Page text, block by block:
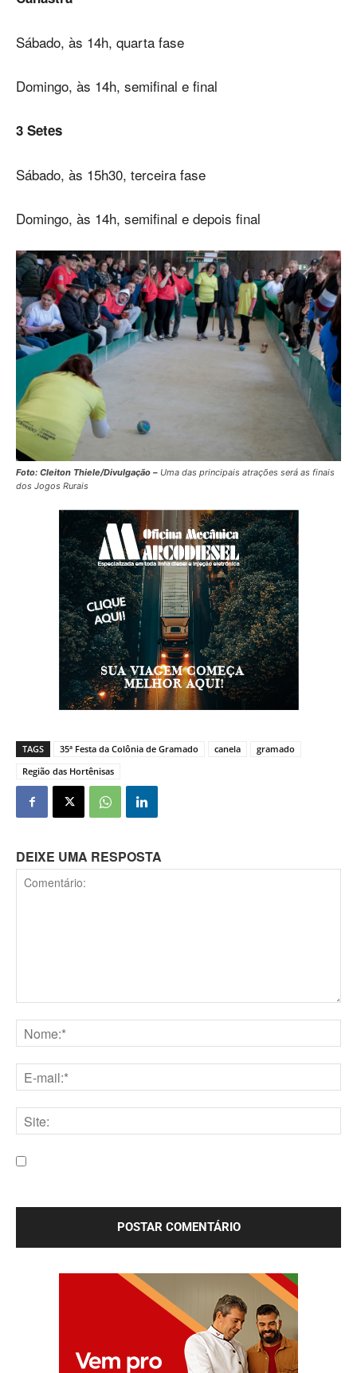
Sábado, às 14h, quarta fase
Domingo, às 14h, semifinal e final
3 Setes
Sábado, às 15h30, terceira fase
Domingo, às 14h, semifinal e depois final
Foto: Cleiton Thiele/Divulgação – Uma das principais atrações será as finais
dos Jogos Rurais
TAGS 35ª Festa da Colônia de Gramado canela
gramado
Região das Hortênisas
DEIXE UMA RESPOSTA
mail:*